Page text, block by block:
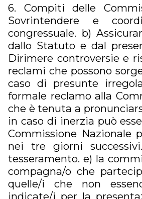
6. Compiti delle
Sovrintendere e
congressuale. b)
dallo Statuto e dal
Dirimere controversie e
reclami che possono
caso di presunte
formale reclamo alla
che è tenuta a
in caso di inerzia può
Commissione Nazionale
nei tre giorni
tesseramento. e) la
compagna/o che
quelle/i che non
indicate/i per la